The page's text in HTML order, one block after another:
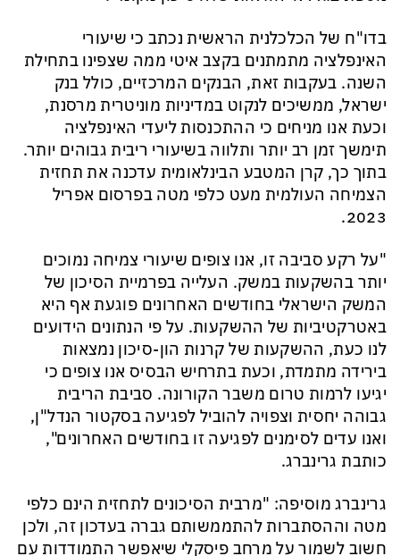
בדו"ח של הכלכלנית הראשית נכתב כי שיעורי
האינפלציה מתמתנים בקצב איטי ממה שצפינו בתחילת
השנה. בעקבות זאת, הבנקים המרכזיים, כולל בנק
ישראל, ממשיכים לנקוט במדיניות מוניטרית מרסנת,
וכעת אנו מניחים כי ההתכנסות ליעדי האינפלציה
תימשך זמן רב יותר ותלווה בשיעורי ריבית גבוהים יותר.
בתוך כך, קרן המטבע הבינלאומית עדכנה את תחזית
הצמיחה העולמית מעט כלפי מטה בפרסום אפריל
2023.
"על רקע סביבה זו, אנו צופים שיעורי צמיחה נמוכים
יותר בהשקעות במשק. העלייה בפרמיית הסיכון של
המשק הישראלי בחודשים האחרונים פוגעת אף היא
באטרקטיביות של ההשקעות. על פי הנתונים הידועים
לנו כעת, ההשקעות של קרנות הון-סיכון נמצאות
בירידה מתמדת, וכעת בתרחיש הבסיס אנו צופים כי
יגיעו לרמות טרום משבר הקורונה. סביבת הריבית
גבוהה יחסית וצפויה להוביל לפגיעה בסקטור הנדל"ן,
ואנו עדים לסימנים לפגיעה זו בחודשים האחרונים",
כותבת גרינברג.
גרינברג מוסיפה: "מרבית הסיכונים לתחזית הינם כלפי
מטה וההסתברות להתממשותם גברה בעדכון זה, ולכן
חשוב לשמור על מרחב פיסקלי שיאפשר התמודדות עם